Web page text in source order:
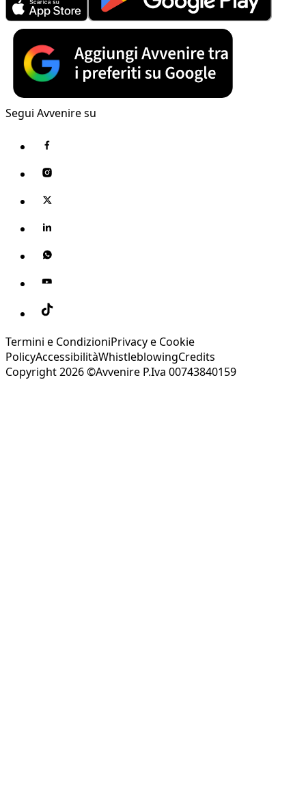
Segui Avvenire su
Termini e CondizioniPrivacy e Cookie
PolicyAccessibilitàWhistleblowingCredits
Copyright 2026 ©Avvenire P.Iva 00743840159